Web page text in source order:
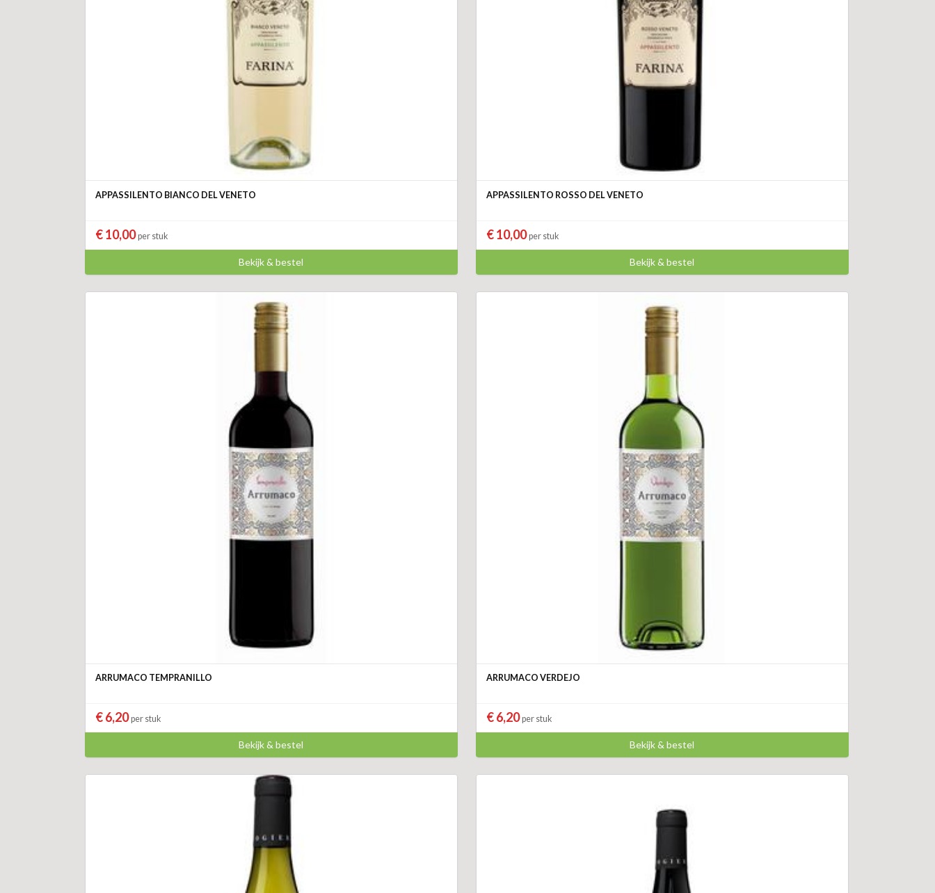
APPASSILENTO BIANCO DEL VENETO
€ 10,00per stuk
Bekijk & bestel
APPASSILENTO ROSSO DEL VENETO
€ 10,00per stuk
Bekijk & bestel
ARRUMACO TEMPRANILLO
€ 6,20per stuk
Bekijk & bestel
ARRUMACO VERDEJO
€ 6,20per stuk
Bekijk & bestel